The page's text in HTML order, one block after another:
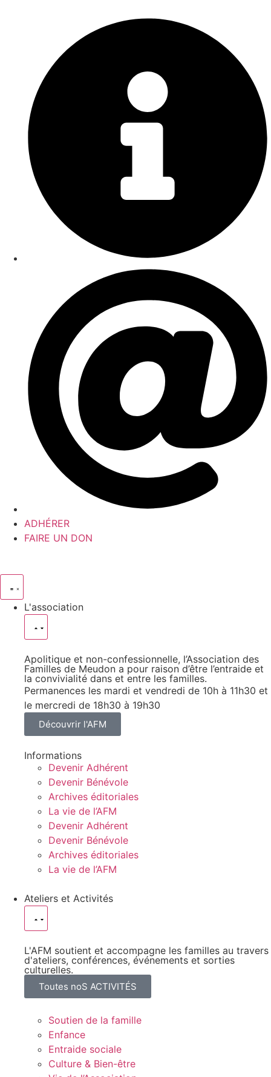
ADHÉRER
FAIRE UN DON
L'association
Apolitique et non-confessionnelle, l’Association des
Familles de Meudon a pour raison d’être l’entraide et
la convivialité dans et entre les familles.
Permanences les mardi et vendredi de 10h à 11h30 et
le mercredi de 18h30 à 19h30
Découvrir l'AFM
Informations
Devenir Adhérent
Devenir Bénévole
Archives éditoriales
La vie de l’AFM
Devenir Adhérent
Devenir Bénévole
Archives éditoriales
La vie de l’AFM
Ateliers et Activités
L'AFM soutient et accompagne les familles au travers
d'ateliers, conférences, événements et sorties
culturelles.
Toutes noS ACTIVITÉS
Soutien de la famille
Enfance
Entraide sociale
Culture & Bien-être